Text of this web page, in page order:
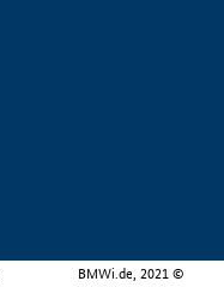
BMWi.de, 2021 ©